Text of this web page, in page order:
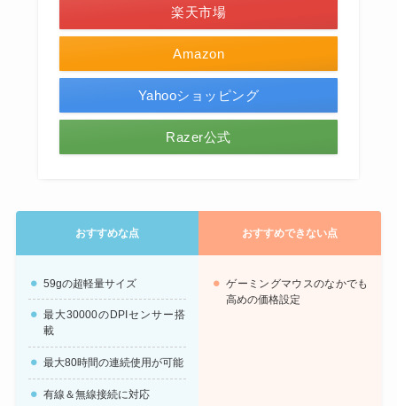
Amazon
楽天市場
Yahooショッピング
Razer公式
おすすめな点 おすすめできない点
59gの超軽量サイズ
最大30000のDPIセンサー搭
載
最大80時間の連続使用が可能
有線＆無線接続に対応
ゲーミングマウスのなかでも
高めの価格設定